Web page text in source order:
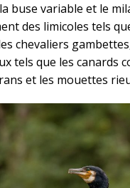
buse variable et le
des limicoles tels
chevaliers
tels que les canards
et les mouettes